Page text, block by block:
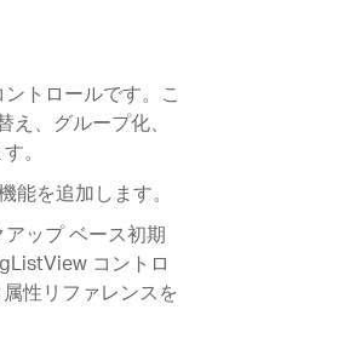
トロールです。こ
、グループ化、
。
を追加します。
ップ ベース初期
コントロ
性リファレンスを